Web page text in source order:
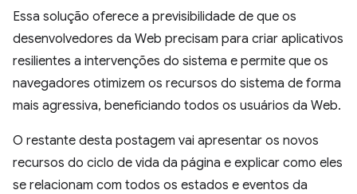
Essa solução oferece a previsibilidade de que os
desenvolvedores da Web precisam para criar aplicativos
resilientes a intervenções do sistema e permite que os
navegadores otimizem os recursos do sistema de forma
mais agressiva, beneficiando todos os usuários da Web.
O restante desta postagem vai apresentar os novos
recursos do ciclo de vida da página e explicar como eles
se relacionam com todos os estados e eventos da